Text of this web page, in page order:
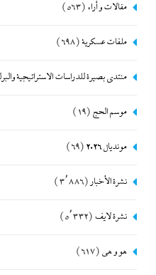
مقالات و أراء (563)
ملفات عسكرية(698)
منتدى بصيرة للدراسات الاستراتيجية
موسم الحج (19)
مونديال 2026 (69)
نشرة الأخبار (3٬886)
نشرة لايف (5٬332)
هو و هي (617)